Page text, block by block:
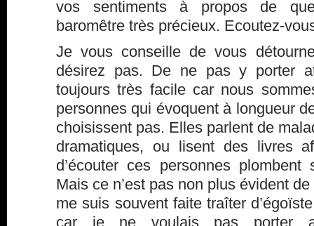
vos sentiments à propos de
baromêtre très précieux. Ecoutez-
Je vous conseille de vous
désirez pas. De ne pas y porter
toujours très facile car nous
personnes qui évoquent à longueur
choisissent pas. Elles parlent de
dramatiques, ou lisent des livres
d’écouter ces personnes plombent
Mais ce n’est pas non plus évident
me suis souvent faite traîter
car je ne voulais pas porter